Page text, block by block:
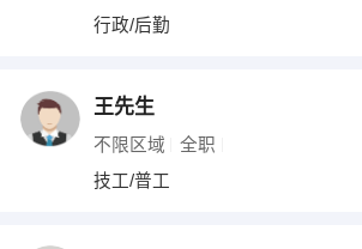
行政/后勤
王先生
不限区域 全职
技工/普工